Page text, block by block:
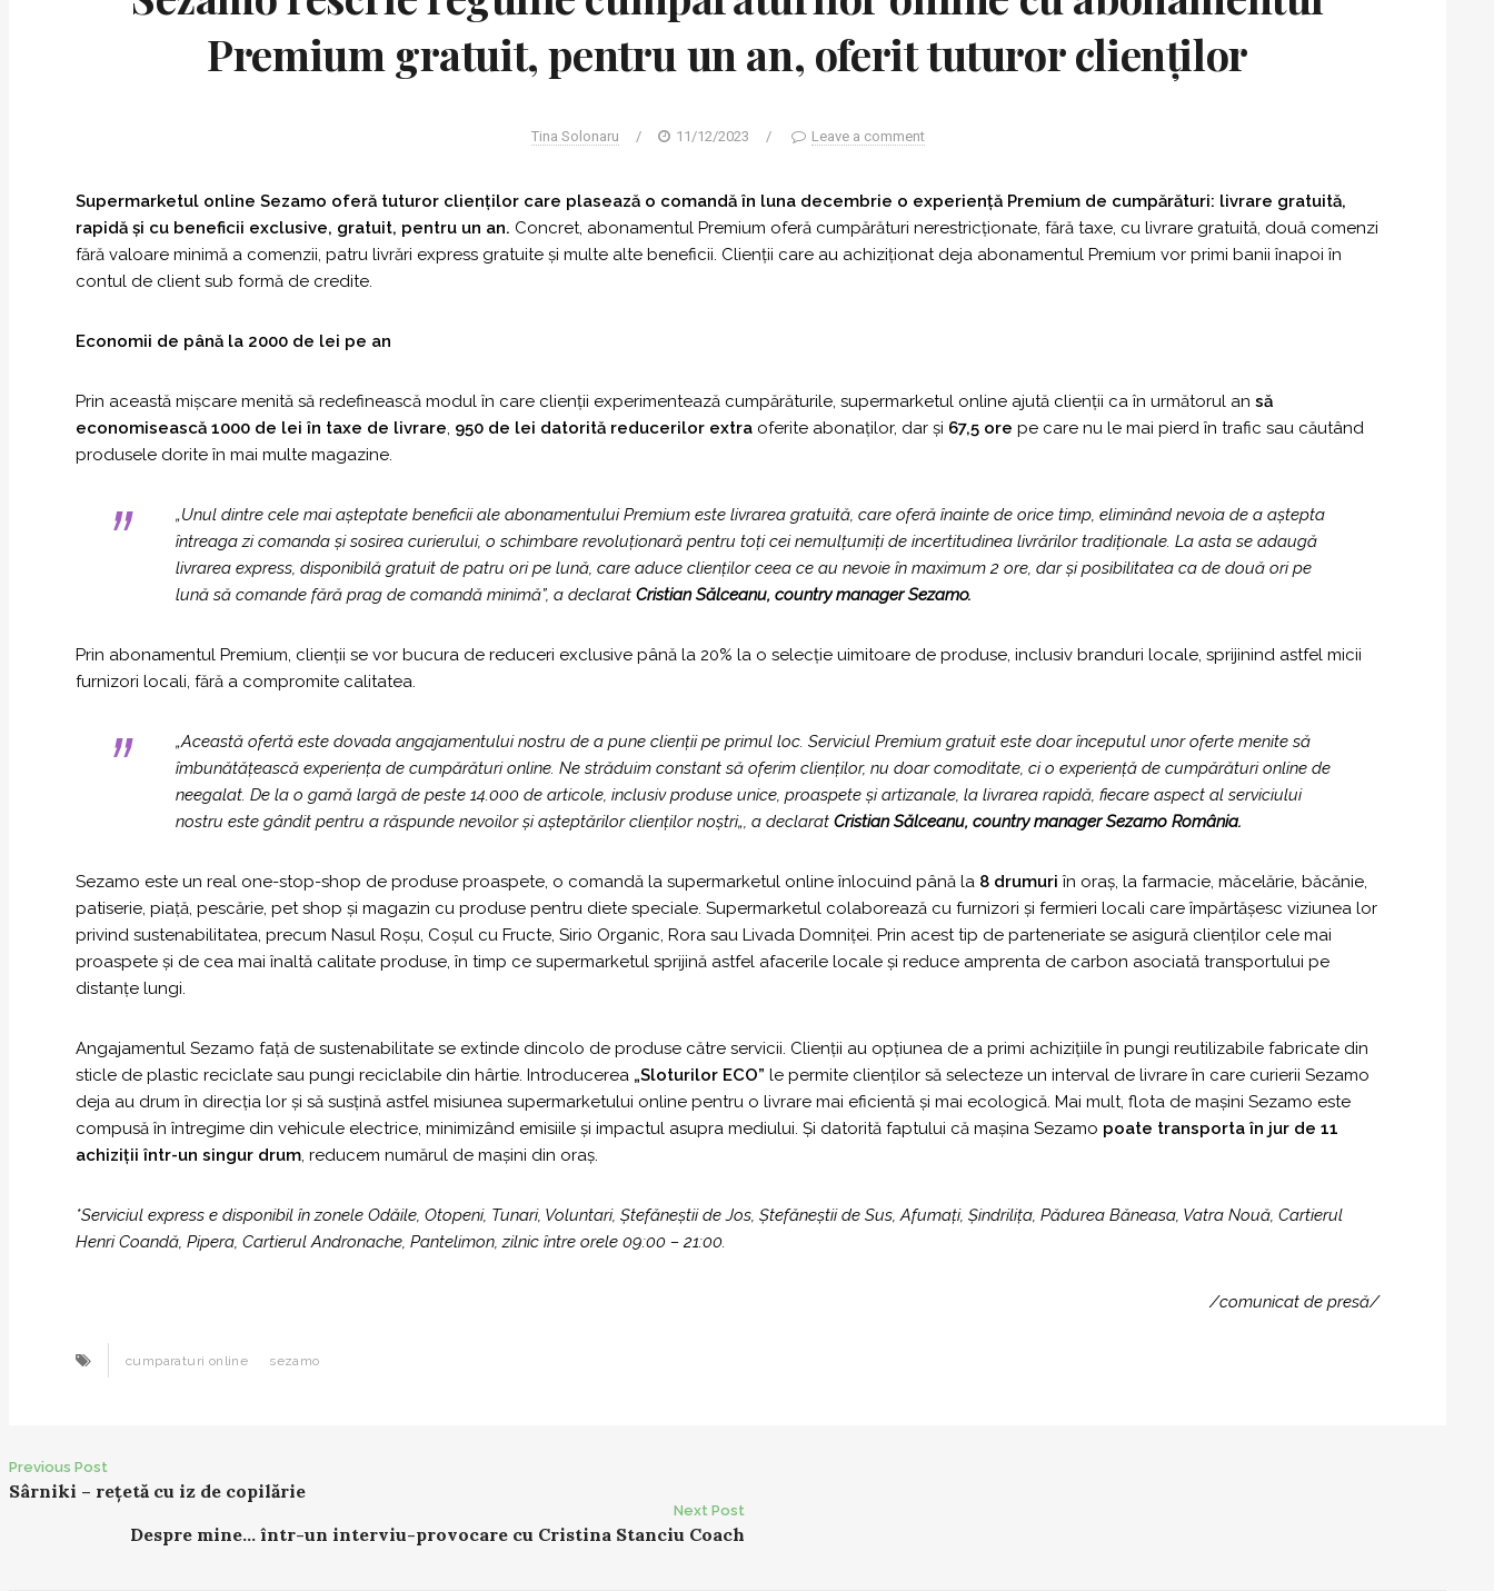
Premium gratuit, pentru un an, oferit tuturor clienților
Tina Solonaru / 11/12/2023 / Leave a comment
Supermarketul online Sezamo oferă tuturor clienților care plasează o comandă în luna decembrie o experiență Premium de cumpărături: livrare gratuită,
rapidă și cu beneficii exclusive, gratuit, pentru un an. Concret, abonamentul Premium oferă cumpărături nerestricționate, fără taxe, cu livrare gratuită, două comenzi
fără valoare minimă a comenzii, patru livrări express gratuite și multe alte beneficii. Clienții care au achiziționat deja abonamentul Premium vor primi banii înapoi în
contul de client sub formă de credite.
Economii de până la 2000 de lei pe an
Prin această mișcare menită să redefinească modul în care clienții experimentează cumpărăturile, supermarketul online ajută clienții ca în următorul an să
economisească 1000 de lei în taxe de livrare, 950 de lei datorită reducerilor extra oferite abonaților, dar și 67,5 ore pe care nu le mai pierd în trafic sau căutând
produsele dorite în mai multe magazine.
„Unul dintre cele mai așteptate beneficii ale abonamentului Premium este livrarea gratuită, care oferă înainte de orice timp, eliminând nevoia de a aștepta
întreaga zi comanda și sosirea curierului, o schimbare revoluționară pentru toți cei nemulțumiți de incertitudinea livrărilor tradiționale. La asta se adaugă
livrarea express, disponibilă gratuit de patru ori pe lună, care aduce clienților ceea ce au nevoie în maximum 2 ore, dar și posibilitatea ca de două ori pe
lună să comande fără prag de comandă minimă”, a declarat Cristian Sălceanu, country manager Sezamo.
Prin abonamentul Premium, clienții se vor bucura de reduceri exclusive până la 20% la o selecție uimitoare de produse, inclusiv branduri locale, sprijinind astfel micii
furnizori locali, fără a compromite calitatea.
„Această ofertă este dovada angajamentului nostru de a pune clienții pe primul loc. Serviciul Premium gratuit este doar începutul unor oferte menite să
îmbunătățească experiența de cumpărături online. Ne străduim constant să oferim clienților, nu doar comoditate, ci o experiență de cumpărături online de
neegalat. De la o gamă largă de peste 14.000 de articole, inclusiv produse unice, proaspete și artizanale, la livrarea rapidă, fiecare aspect al serviciului
nostru este gândit pentru a răspunde nevoilor și așteptărilor clienților noștri„, a declarat Cristian Sălceanu, country manager Sezamo România.
Sezamo este un real one-stop-shop de produse proaspete, o comandă la supermarketul online înlocuind până la 8 drumuri în oraș, la farmacie, măcelărie, băcănie,
patiserie, piață, pescărie, pet shop și magazin cu produse pentru diete speciale. Supermarketul colaborează cu furnizori și fermieri locali care împărtășesc viziunea lor
privind sustenabilitatea, precum Nasul Roșu, Coșul cu Fructe, Sirio Organic, Rora sau Livada Domniței. Prin acest tip de parteneriate se asigură clienților cele mai
proaspete și de cea mai înaltă calitate produse, în timp ce supermarketul sprijină astfel afacerile locale și reduce amprenta de carbon asociată transportului pe
distanțe lungi.
Angajamentul Sezamo față de sustenabilitate se extinde dincolo de produse către servicii. Clienții au opțiunea de a primi achizițiile în pungi reutilizabile fabricate din
sticle de plastic reciclate sau pungi reciclabile din hârtie. Introducerea „Sloturilor ECO” le permite clienților să selecteze un interval de livrare în care curierii Sezamo
deja au drum în direcția lor și să susțină astfel misiunea supermarketului online pentru o livrare mai eficientă și mai ecologică. Mai mult, flota de mașini Sezamo este
compusă în întregime din vehicule electrice, minimizând emisiile și impactul asupra mediului. Și datorită faptului că mașina Sezamo poate transporta în jur de 11
achiziții într-un singur drum, reducem numărul de mașini din oraș.
*Serviciul express e disponibil în zonele Odăile, Otopeni, Tunari, Voluntari, Ștefăneștii de Jos, Ștefăneștii de Sus, Afumați, Șindrilița, Pădurea Băneasa, Vatra Nouă, Cartierul
Henri Coandă, Pipera, Cartierul Andronache, Pantelimon, zilnic între orele 09:00 – 21:00.
/comunicat de presă/
cumparaturi online sezamo
P
Previous Post
Sârniki – rețetă cu iz de copilărie
Next Post
Despre mine… într-un interviu-provocare cu Cristina Stanciu Coach